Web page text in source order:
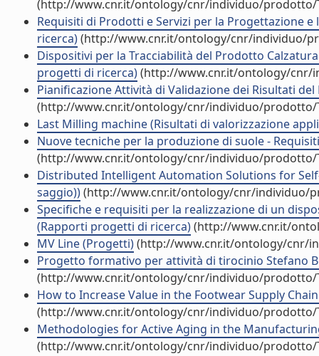
(http://www.cnr.it/ontology/cnr/individuo/prodotto/
Requisiti di Prodotti e Servizi per la Progettazione
ricerca)(http://www.cnr.it/ontology/cnr/individuo/
Dispositivi per la Tracciabilità del Prodotto
progetti di ricerca)(http://www.cnr.it/ontology/cnr/
Pianificazione Attività di Validazione dei Risultati
(http://www.cnr.it/ontology/cnr/individuo/prodotto/
Last Milling machine (Risultati di valorizzazione
Nuove tecniche per la produzione di suole -
(http://www.cnr.it/ontology/cnr/individuo/prodotto/
Distributed Intelligent Automation Solutions for
saggio))(http://www.cnr.it/ontology/cnr/individuo/
Specifiche e requisiti per la realizzazione di un
(Rapporti progetti di ricerca)(http://www.cnr.it/
MV Line (Progetti)(http://www.cnr.it/ontology/cnr/
Progetto formativo per attività di tirocinio Stefano
(http://www.cnr.it/ontology/cnr/individuo/prodotto/
How to Increase Value in the Footwear Supply
(http://www.cnr.it/ontology/cnr/individuo/prodotto/
Methodologies for Active Aging in the
(http://www.cnr.it/ontology/cnr/individuo/prodotto/